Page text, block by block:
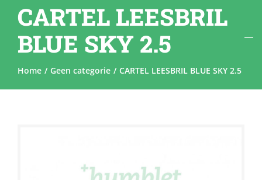
Blog
Diensten
Contacteer Ons
CARTEL LEESBRIL
BLUE SKY 2.5
Home Geen categorie CARTEL LEESBRIL BLUE SKY 2.5